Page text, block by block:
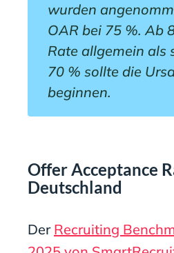
wurden
OAR bei 75 %. Ab
Rate allgemein als
70 % sollte die
beginnen.
Offer Acceptance
Deutschland
Der Recruiting